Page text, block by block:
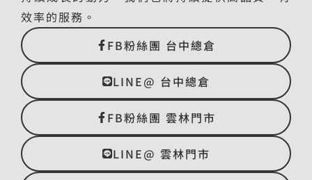
效率的服務。
FB粉絲團 台中總倉
LINE@ 台中總倉
FB粉絲團 雲林門市
LINE@ 雲林門市